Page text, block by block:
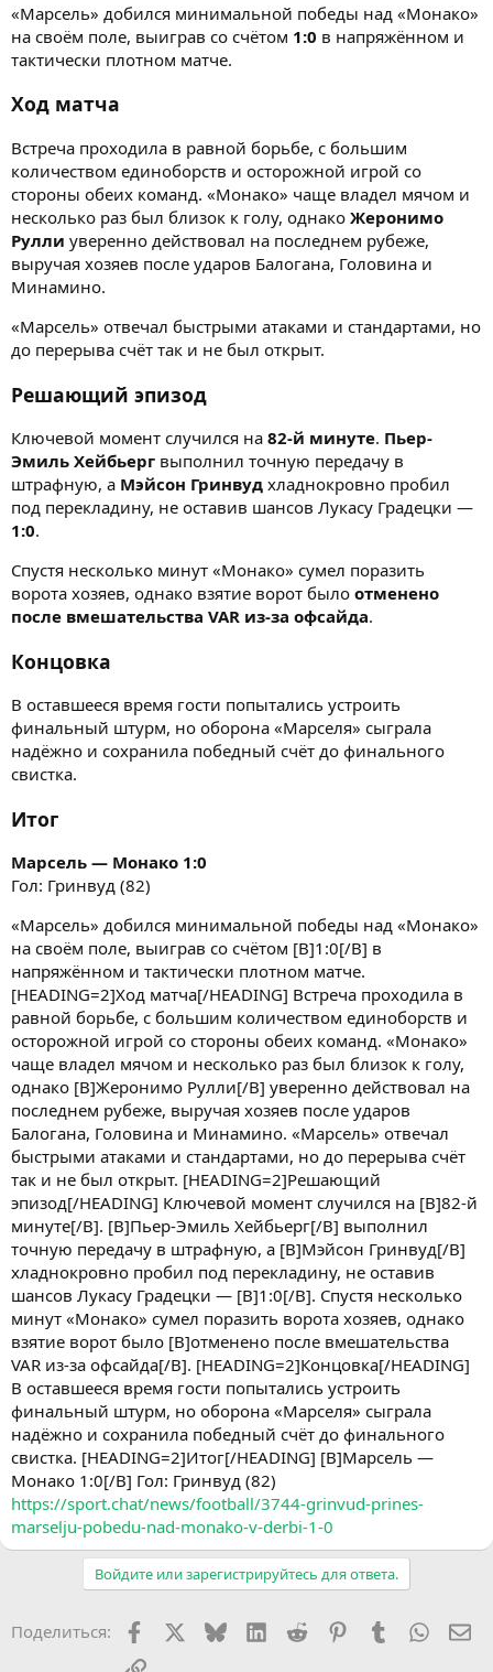
«Марсель» добился минимальной победы над «Монако»
на своём поле, выиграв со счётом 1:0 в напряжённом и
тактически плотном матче.
Ход матча
Встреча проходила в равной борьбе, с большим
количеством единоборств и осторожной игрой со
стороны обеих команд. «Монако» чаще владел мячом и
несколько раз был близок к голу, однако Жеронимо
Рулли уверенно действовал на последнем рубеже,
выручая хозяев после ударов Балогана, Головина и
Минамино.
«Марсель» отвечал быстрыми атаками и стандартами, но
до перерыва счёт так и не был открыт.
Решающий эпизод
Ключевой момент случился на 82-й минуте. Пьер-
Эмиль Хейбьерг выполнил точную передачу в
штрафную, а Мэйсон Гринвуд хладнокровно пробил
под перекладину, не оставив шансов Лукасу Градецки —
1:0.
Спустя несколько минут «Монако» сумел поразить
ворота хозяев, однако взятие ворот было отменено
после вмешательства VAR из-за офсайда.
Концовка
В оставшееся время гости попытались устроить
финальный штурм, но оборона «Марселя» сыграла
надёжно и сохранила победный счёт до финального
свистка.
Итог
Марсель — Монако 1:0
Гол: Гринвуд (82)
«Марсель» добился минимальной победы над «Монако»
на своём поле, выиграв со счётом [B]1:0[/B] в
напряжённом и тактически плотном матче.
[HEADING=2]Ход матча[/HEADING] Встреча проходила в
равной борьбе, с большим количеством единоборств и
осторожной игрой со стороны обеих команд. «Монако»
чаще владел мячом и несколько раз был близок к голу,
однако [B]Жеронимо Рулли[/B] уверенно действовал на
последнем рубеже, выручая хозяев после ударов
Балогана, Головина и Минамино. «Марсель» отвечал
быстрыми атаками и стандартами, но до перерыва счёт
так и не был открыт. [HEADING=2]Решающий
эпизод[/HEADING] Ключевой момент случился на [B]82-й
минуте[/B]. [B]Пьер-Эмиль Хейбьерг[/B] выполнил
точную передачу в штрафную, а [B]Мэйсон Гринвуд[/B]
хладнокровно пробил под перекладину, не оставив
шансов Лукасу Градецки — [B]1:0[/B]. Спустя несколько
минут «Монако» сумел поразить ворота хозяев, однако
взятие ворот было [B]отменено после вмешательства
VAR из-за офсайда[/B]. [HEADING=2]Концовка[/HEADING]
В оставшееся время гости попытались устроить
финальный штурм, но оборона «Марселя» сыграла
надёжно и сохранила победный счёт до финального
свистка. [HEADING=2]Итог[/HEADING] [B]Марсель —
Монако 1:0[/B] Гол: Гринвуд (82)
https://sport.chat/news/football/3744-grinvud-prines-
marselju-pobedu-nad-monako-v-derbi-1-0
Войдите или зарегистрируйтесь для ответа.
Поделиться: FacebookX (Twitter)
BlueskyLinkedIn
Reddit PinterestTumblr
Ссылка